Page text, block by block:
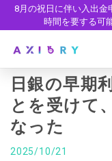
8月の祝日に伴い入出金
時間を要する可
はじめに
はじめに
取引
日銀の早期
とを受けて
なった
2025/10/21